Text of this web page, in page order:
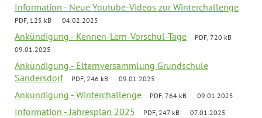
Information - Neue Youtube-Videos zur Winterchallenge
PDF, 125 kB 04.02.2025
Ankündigung - Kennen-Lern-Vorschul-Tage
PDF, 720 kB
09.01.2025
Ankündigung - Elternversammlung Grundschule
Sandersdorf
PDF, 246 kB 09.01.2025
Ankündigung - Winterchallenge PDF, 764 kB 09.01.2025
Information - Jahresplan 2025 PDF, 247 kB 07.01.2025